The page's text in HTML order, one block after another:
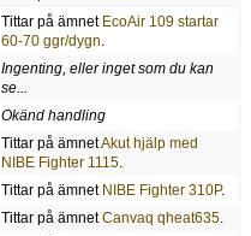
Tittar på ämnet EcoAir 109 startar
60-70 ggr/dygn.
Ingenting, eller inget som du kan
se...
Okänd handling
Tittar på ämnetAkut hjälp med
NIBE Fighter 1115.
Tittar på ämnet NIBE Fighter 310P.
Tittar på ämnetCanvaq qheat635.